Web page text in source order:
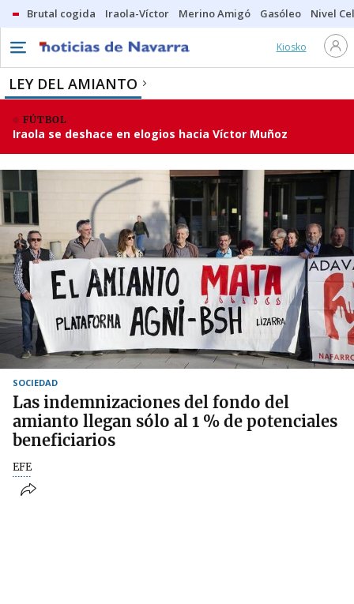
Brutal cogida Iraola-Víctor Merino Amigó Gasóleo Nivel
Kiosko
LEY DEL AMIANTO
FÚTBOL
Iraola se deshace en elogios hacia Víctor Muñoz
SOCIEDAD
Las indemnizaciones del fondo del
amianto llegan sólo al 1 % de potenciales
beneficiarios
EFE